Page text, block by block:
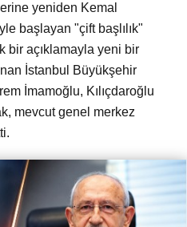
yeniden Kemal
başlayan "çift başlılık"
bir açıklamayla yeni bir
İstanbul Büyükşehir
İmamoğlu, Kılıçdaroğlu
mevcut genel merkez